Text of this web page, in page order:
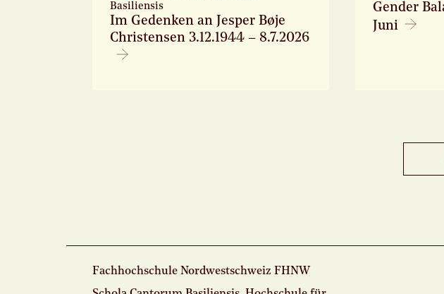
Basiliensis
Im Gedenken an Jesper Bøje
Christensen 3.12.1944 – 8.7.2026
Gender
Juni
Fachhochschule Nordwestschweiz FHNW